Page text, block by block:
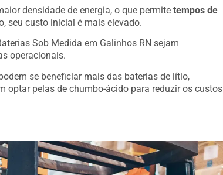
densidade de energia, o que permite tempos de
seu custo inicial é mais elevado.
Sob Medida em Galinhos RN sejam
operacionais.
se beneficiar mais das baterias de lítio,
optar pelas de chumbo-ácido para reduzir os custos